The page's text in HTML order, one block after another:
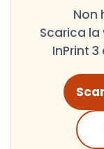
Non
Scarica
InPrint